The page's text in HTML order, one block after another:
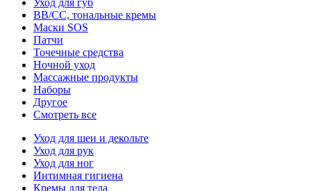
Уход для губ
BB/CC, тональные кремы
Маски SOS
Патчи
Точечные средства
Ночной уход
Массажные продукты
Наборы
Другое
Смотреть все
Уход для шеи и декольте
Уход для рук
Уход для ног
Интимная гигиена
Кремы для тела